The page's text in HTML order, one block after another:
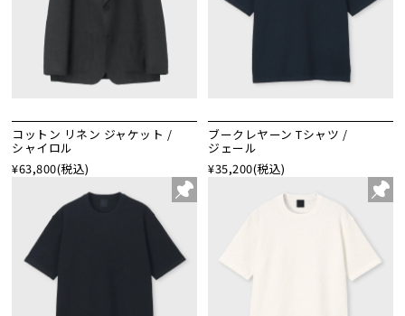
コットン リネン ジャケット /
シャイロル
¥63,800(税込)
ブークレヤーン Tシャツ /
ジェール
¥35,200(税込)